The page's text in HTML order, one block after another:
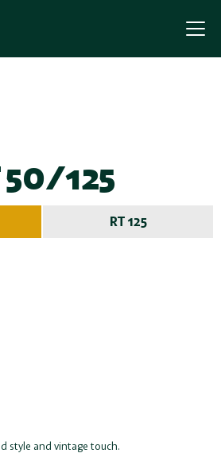
50/125
RT 125
style and vintage touch.